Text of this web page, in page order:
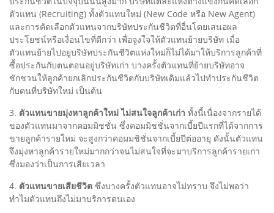
ตัวแทน (Recruiting) ทั้งตัวแทนใหม่ (New Code หรือ New Agent)
และการคัดเลือกตัวแทนจากบริษัทประกันชีวิตที่อื่นโดยเสนอผล
ประโยชน์หรือเงื่อนไขที่ดีกว่า เพื่อจูงใจให้ตัวแทนย้ายบริษัท เมื่อ
ตัวแทนย้ายไปอยู่บริษัทประกันชีวิตแห่งใหม่ก็ไม่ได้มาให้บริการลูกค้าที่
ซื้อประกันกับตนตอนอยู่บริษัทเก่า บางครั้งตัวแทนที่ย้ายบริษัทอาจ
ชักชวนให้ลูกค้ายกเลิกประกันชีวิตกับบริษัทเดิมแล้วไปทำประกันชีวิต
กับตนที่บริษัทใหม่ เป็นต้น
3. ตัวแทนขายมุ่งหาลูกค้าใหม่ ไม่สนใจลูกค้าเก่า ทั้งนี้เนื่องจากรายได้
ของตัวแทนมาจากคอมมิชชั่น ซึ่งคอมมิชชั่นจากเบี้ยปีแรกที่ได้จากการ
ขายลูกค้ารายใหม่ จะสูงกว่าคอมมชิชั่นจากเบี้ยปีต่ออายุ ดังนั้นตัวแทน
จึงมุ่งหาลูกค้ารายใหม่มากกว่าจนไม่สนใจที่จะมาบริการลูกค้ารายเก่า
ซึ่งมองว่าเป็นการเสียเวลา
4. ตัวแทนขายเสียชีวิต ซึ่งบางครั้งตัวแทนอาจไม่ทราบ จึงไม่พอว่า
ทำไมตัวแทนถึงไม่มาบริการตนเอง